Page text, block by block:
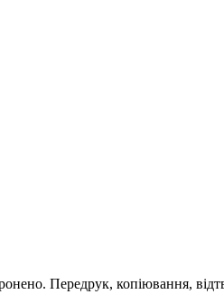
Передрук, копіювання,